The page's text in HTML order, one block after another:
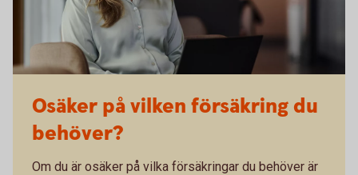
Osäker på vilken försäkring du
behöver?
Om du är osäker på vilka försäkringar du behöver är